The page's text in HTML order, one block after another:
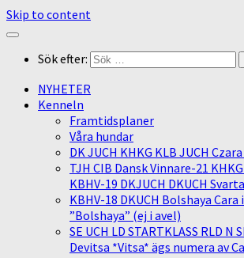
Skip to content
Sök efter:
NYHETER
Kenneln
Framtidsplaner
Våra hundar
DK JUCH KHKG KLB JUCH Czara
TJH CIB Dansk Vinnare-21
KBHV-19 DKJUCH DKUCH
KBHV-18 DKUCH Bolshaya
”Bolshaya” (ej i avel)
SE UCH LD STARTKLASS RLD N
Devitsa *Vitsa* ägs numera av